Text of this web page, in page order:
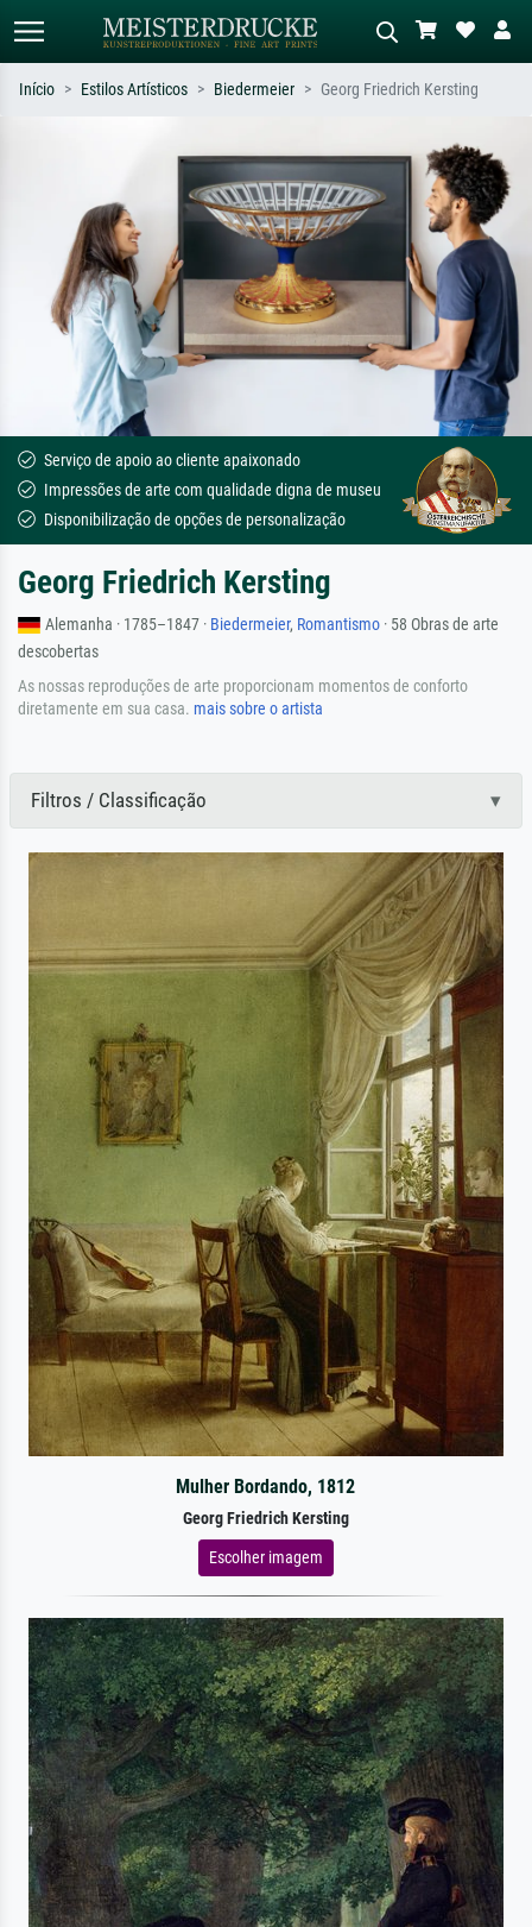
ex: Monet, Noite Estrelada,
impressionismo, onda de Hokusai, nu.
Descreva a cena – ex: prado verde,
abstrato com muito vermelho, pintura
a óleo escura, nu em pé ao lado de
uma árvore.
Início Estilos Artísticos Biedermeier Georg Friedrich Kersting
Serviço de apoio ao cliente apaixonado
Impressões de arte com qualidade digna de museu
Disponibilização de opções de personalização
Georg Friedrich Kersting
Alemanha · 1785–1847 · Biedermeier, Romantismo · 58 Obras de arte
descobertas
As nossas reproduções de arte proporcionam momentos de conforto
diretamente em sua casa. mais sobre o artista
Filtros / Classificação
Mulher Bordando, 1812
Georg Friedrich Kersting
Escolher imagem